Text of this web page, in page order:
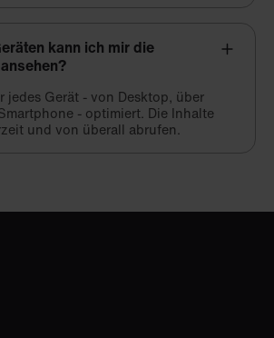
kann ich mir die
jedes Gerät - von Desktop, über
- optimiert. Die Inhalte
und von überall abrufen.